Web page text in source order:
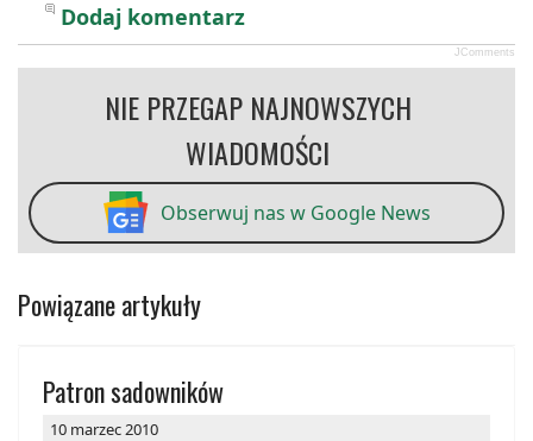
Dodaj komentarz
JComments
NIE PRZEGAP NAJNOWSZYCH
WIADOMOŚCI
Obserwuj nas w Google News
Powiązane artykuły
Patron sadowników
10 marzec 2010